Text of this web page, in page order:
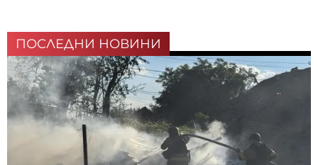
ПОСЛЕДНИ НОВИНИ